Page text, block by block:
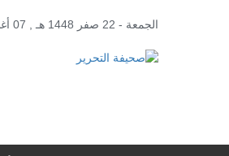
الجمعة - 22 صفر 1448 هـ , 07 أغسطس 2026 م